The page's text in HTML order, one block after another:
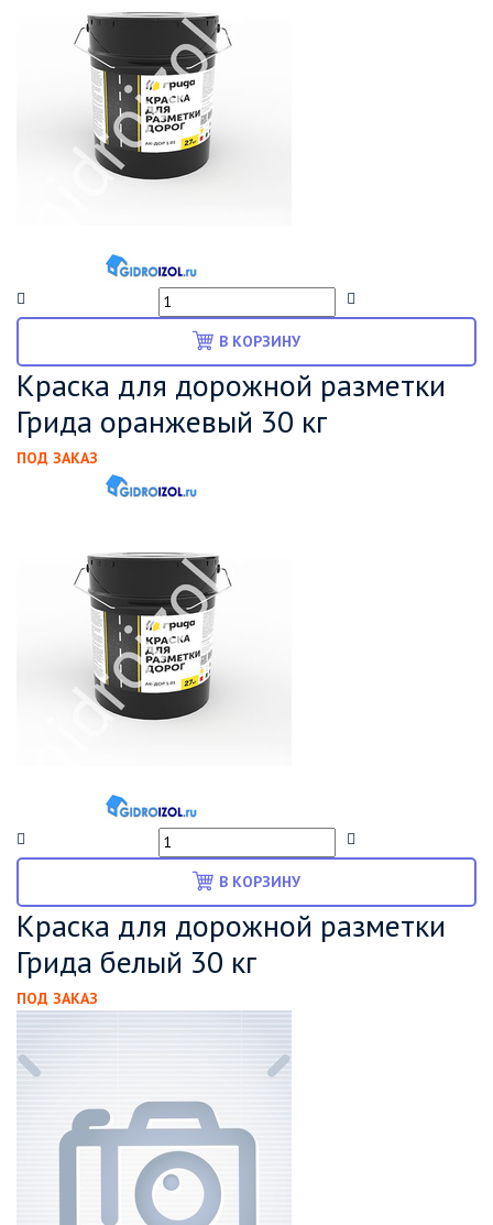
В КОРЗИНУ
Краска для дорожной разметки
Грида оранжевый 30 кг
ПОД ЗАКАЗ
В КОРЗИНУ
Краска для дорожной разметки
Грида белый 30 кг
ПОД ЗАКАЗ